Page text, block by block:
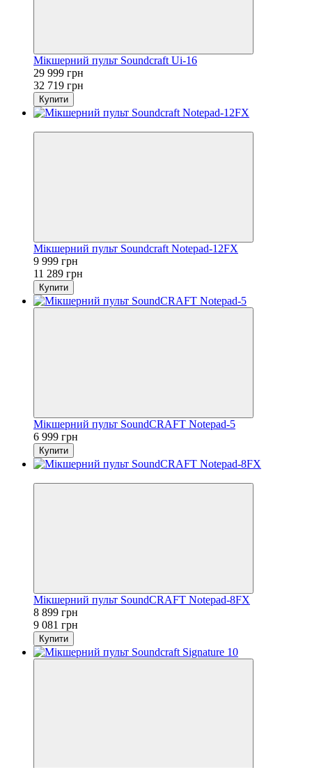
Мікшерний пульт Soundcraft Ui-16
29 999 грн
32 719 грн
Купити
Мікшерний пульт Soundcraft Notepad-12FX
9 999 грн
11 289 грн
Купити
Мікшерний пульт SoundCRAFT Notepad-5
6 999 грн
Купити
Мікшерний пульт SoundCRAFT Notepad-8FX
8 899 грн
9 081 грн
Купити